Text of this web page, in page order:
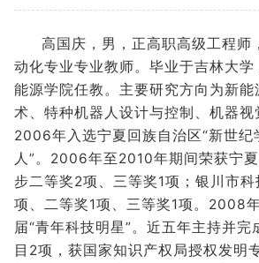
高国庆，男，正高职高级工程师
动化专业专业教师。毕业于吉林大学
能源学院任教。主要研究方向为新
术、特种机器人设计与控制、机器视
2006年入选宁夏回族自治区“新世纪
人”。2006年至2010年期间荣获宁
步二等奖2项、三等奖1项；银川市
项、二等奖1项、三等奖1项。2008
届“青年科技明星”。近五年主持并完
目2项，获国家知识产权局授权发明